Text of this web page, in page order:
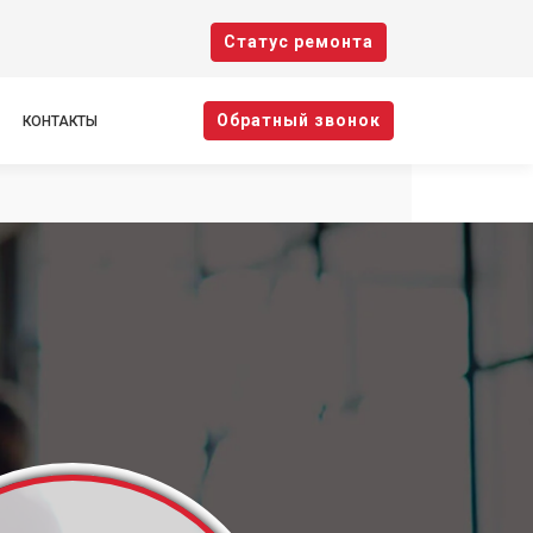
Cтатус ремонта
КОНТАКТЫ Oбратный звонок